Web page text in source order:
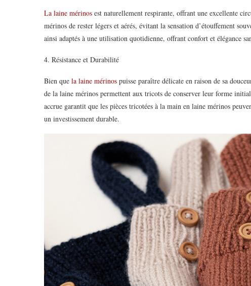
La laine mérinos est naturellement respirante, offrant une excellente
mérinos de rester légers et aérés, évitant la sensation d’étouffement
ainsi adaptés à une utilisation quotidienne, offrant confort et élégance
4. Résistance et Durabilité
Bien que la laine mérinos puisse paraître délicate en raison de sa
de la laine mérinos permettent aux tricots de conserver leur forme
accrue garantit que les pièces tricotées à la main en laine mérinos
un investissement durable.